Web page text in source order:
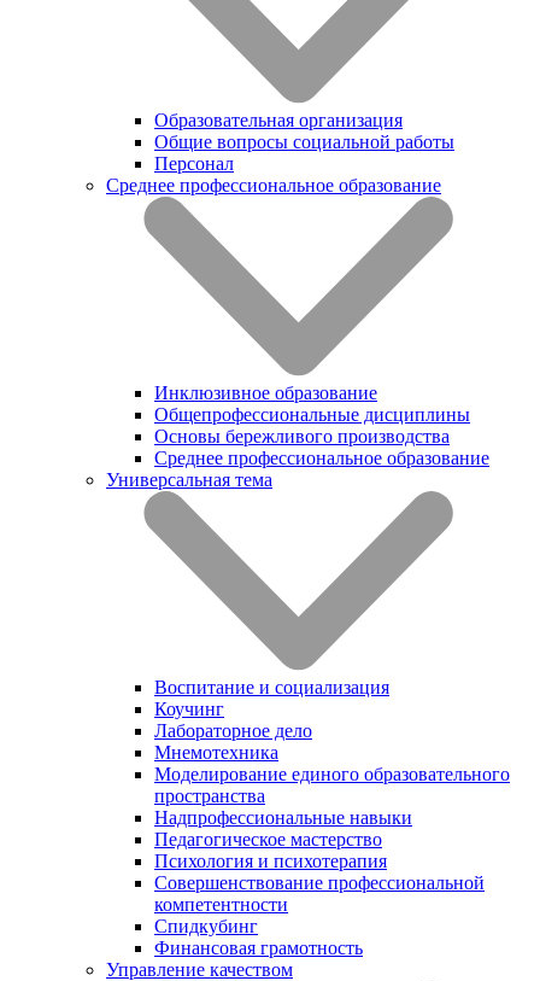
Образовательная организация
Общие вопросы социальной работы
Персонал
Среднее профессиональное образование
Инклюзивное образование
Общепрофессиональные дисциплины
Основы бережливого производства
Среднее профессиональное образование
Универсальная тема
Воспитание и социализация
Коучинг
Лабораторное дело
Мнемотехника
Моделирование единого образовательного
пространства
Надпрофессиональные навыки
Педагогическое мастерство
Психология и психотерапия
Совершенствование профессиональной
компетентности
Спидкубинг
Финансовая грамотность
Управление качеством